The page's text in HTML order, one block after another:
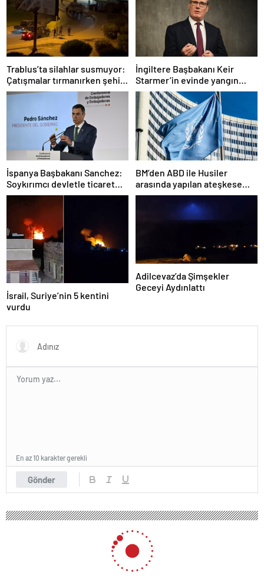
Trablus’ta silahlar susmuyor:
Çatışmalar tırmanırken şehir
alarmda
İngiltere Başbakanı Keir
Starmer’in evinde yangın
çıktı
İspanya Başbakanı Sanchez:
Soykırımcı devletle ticaret
yapmayız
BM’den ABD ile Husiler
arasında yapılan ateşkese
ilişkin değerlendirme
İsrail, Suriye’nin 5 kentini
vurdu
Adilcevaz’da Şimşekler
Geceyi Aydınlattı
Gönder
En az 10 karakter gerekli